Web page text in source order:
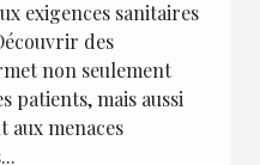
exigences sanitaires
des
non seulement
patients, mais aussi
aux menaces